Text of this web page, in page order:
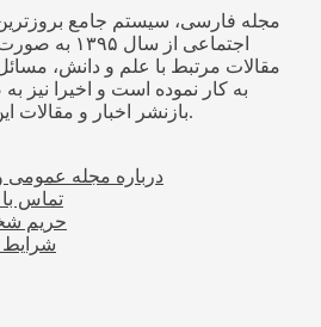
مجله فارسی، سیستم جامع
اجتماعی از
مقالات مرتبط با علم و دانش،
به کار نموده است و اخیرا
بازنشر اخبار و مقالات این حوزه‌ها فعالیت می کند.
درباره مجله
تماس
حریم
شرایط